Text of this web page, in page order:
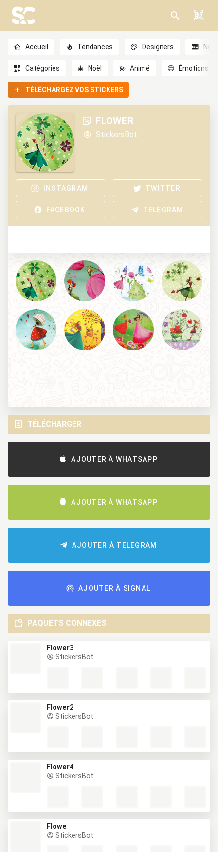
Accueil Tendances Designers
Catégories 🎄 Noël 💫 Animé 😊 Émotions
TÉLÉCHARGEZ VOS STICKERS
FLOWER
StickersBot
INSTAGRAM TWITTER
FACEBOOK TELEGRAM
TÉLÉCHARGER
AJOUTER À WHATSAPP
AJOUTER À WHATSAPP
AJOUTER À TELEGRAM
AJOUTER À SIGNAL
PAQUETS CONNEXES
Flower3
StickersBot
Flower2
StickersBot
Flower4
StickersBot
Flowe
StickersBot